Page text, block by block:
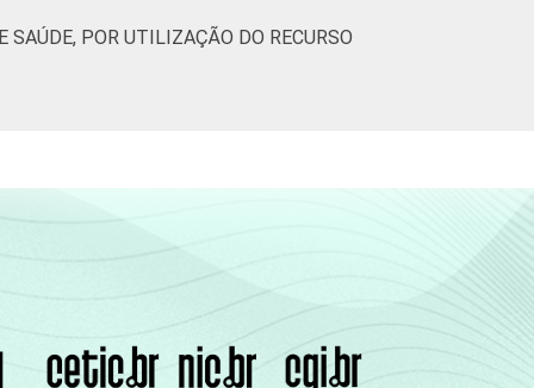
POR UTILIZAÇÃO DO RECURSO